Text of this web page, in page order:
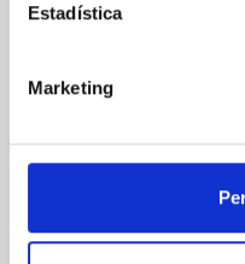
Estadística
Marketing
enero 14, 2026
se
CUPRA Barcelona
deportistas y un
comunidad runner de
17 de
acogerá la primera